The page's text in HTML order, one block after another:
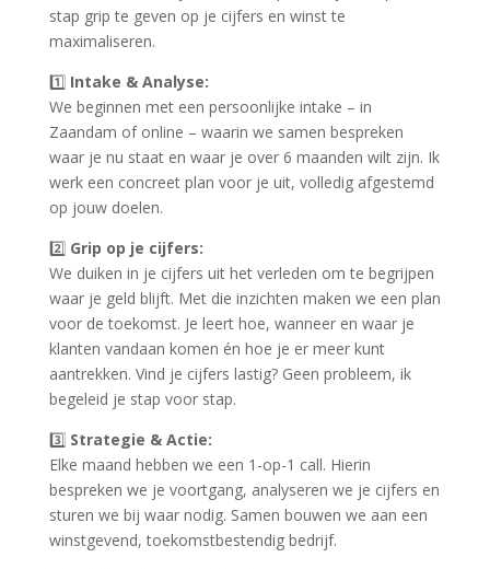
stap grip te geven op je cijfers en winst te
maximaliseren.
1️⃣ Intake & Analyse:
We beginnen met een persoonlijke intake – in
Zaandam of online – waarin we samen bespreken
waar je nu staat en waar je over 6 maanden wilt zijn. Ik
werk een concreet plan voor je uit, volledig afgestemd
op jouw doelen.
2️⃣ Grip op je cijfers:
We duiken in je cijfers uit het verleden om te begrijpen
waar je geld blijft. Met die inzichten maken we een plan
voor de toekomst. Je leert hoe, wanneer en waar je
klanten vandaan komen én hoe je er meer kunt
aantrekken. Vind je cijfers lastig? Geen probleem, ik
begeleid je stap voor stap.
3️⃣ Strategie & Actie:
Elke maand hebben we een 1-op-1 call. Hierin
bespreken we je voortgang, analyseren we je cijfers en
sturen we bij waar nodig. Samen bouwen we aan een
winstgevend, toekomstbestendig bedrijf.